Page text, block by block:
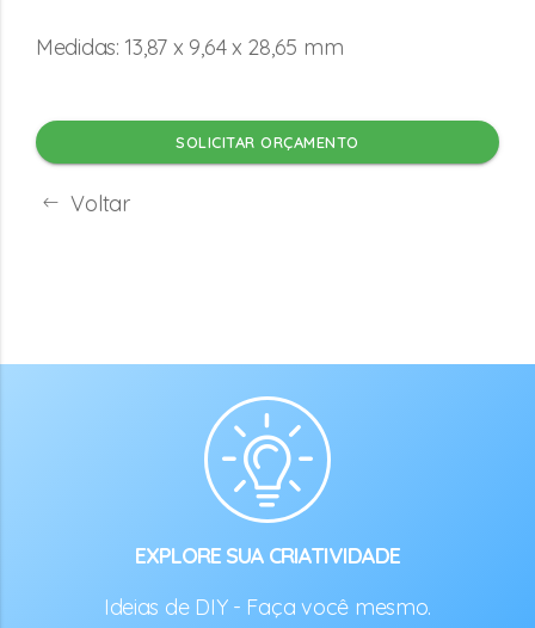
Medidas: 13,87 x 9,64 x 28,65 mm
SOLICITAR ORÇAMENTO
Voltar
EXPLORE SUA CRIATIVIDADE
Ideias de DIY - Faça você mesmo.